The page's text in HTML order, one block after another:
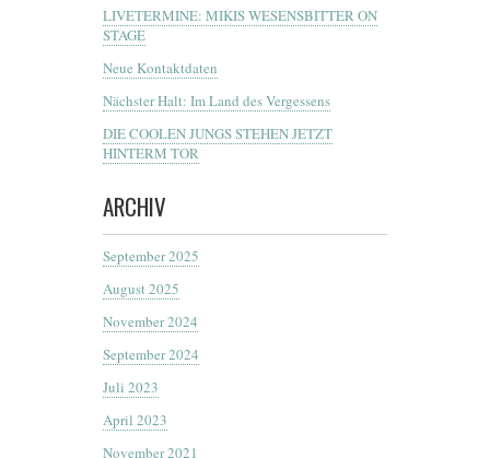
LIVETERMINE: MIKIS WESENSBITTER ON
STAGE
Neue Kontaktdaten
Nächster Halt: Im Land des Vergessens
DIE COOLEN JUNGS STEHEN JETZT
HINTERM TOR
ARCHIV
September 2025
August 2025
November 2024
September 2024
Juli 2023
April 2023
November 2021